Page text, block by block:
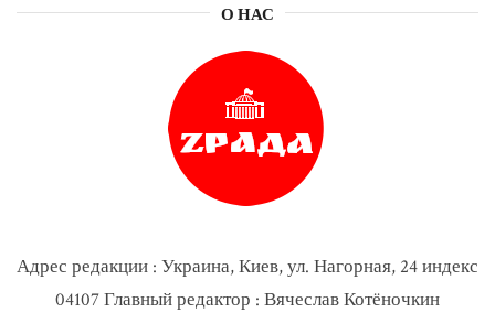
О НАС
Адрес редакции : Украина, Киев, ул. Нагорная, 24 индекс
04107 Главный редактор : Вячеслав Котёночкин